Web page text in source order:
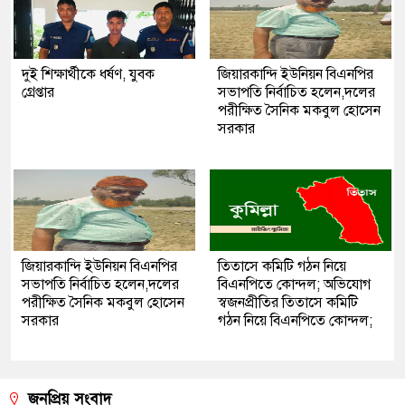
দুই শিক্ষার্থীকে ধর্ষণ, যুবক
গ্রেপ্তার
জিয়ারকান্দি ইউনিয়ন বিএনপির
সভাপতি নির্বাচিত হলেন,দলের
পরীক্ষিত সৈনিক মকবুল হোসেন
সরকার
জিয়ারকান্দি ইউনিয়ন বিএনপির
সভাপতি নির্বাচিত হলেন,দলের
পরীক্ষিত সৈনিক মকবুল হোসেন
সরকার
তিতাসে কমিটি গঠন নিয়ে
বিএনপিতে কোন্দল; অভিযোগ
স্বজনপ্রীতির তিতাসে কমিটি
গঠন নিয়ে বিএনপিতে কোন্দল;
জনপ্রিয় সংবাদ